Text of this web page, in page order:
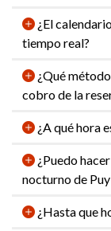
¿El
tiempo real?
¿Qué
cobro de la
¿A qué hora
¿Puedo
nocturno de Puy
¿Hasta que